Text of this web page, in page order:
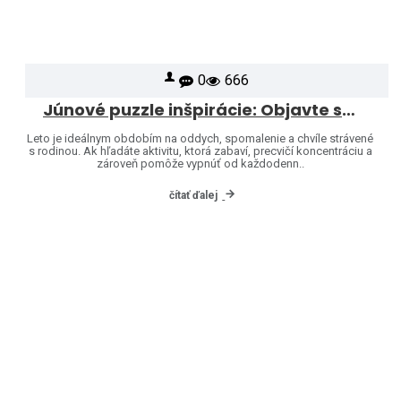
0 666
Júnové puzzle inšpirácie: Objavte svet značiek Heye a Jumbo
Leto je ideálnym obdobím na oddych, spomalenie a chvíle strávené
s rodinou. Ak hľadáte aktivitu, ktorá zabaví, precvičí koncentráciu a
zároveň pomôže vypnúť od každodenn..
čítať ďalej